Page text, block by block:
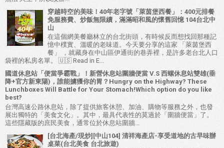
穿越時空的美味！40年老字號「萊茵堡西餐」：400元排餐
免服務費、炒飯無限續，滿滿昭和風的懷舊回憶 104台北中
山
在這個網美餐廳林立的台北街頭，有時候反而想找回那種記
憶中樸實、溫暖的老味道。今天要分享的這家 「萊茵堡西
餐」 ，就藏身在中山區伊通街的巷弄裡，是許多老台北人口
袋裡的私房名單。 🇺🇸 Read in E...
國道休息站「便當爭霸戰」！新營休息站圍牆便當 V.S 西螺休息站雙雄(垂
降+官方新東陽)，誰能擄獲你的胃？Hungry on the Highway? These
Lunchboxes Will Battle for Your Stomach!Which option do you like
best?
台灣高速公路休息站，除了提供旅客休憩、加油、購物等服務之外，也發
展出獨特的「美食文化」。其中，最具代表性的莫過於「圍牆便當」了。
這些隱藏版的庶民美食，通常位於休息站圍牆...
[台北海產/現炒][中山104] 清祥海產店-享受道地的古早味辦
桌菜(台北美食 台北旅遊)